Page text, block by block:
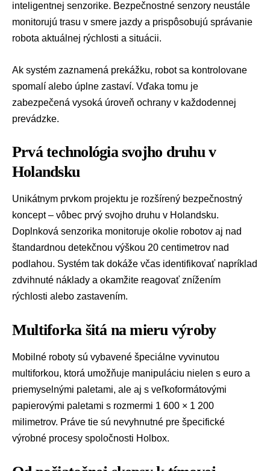
inteligentnej senzorike. Bezpečnostné senzory neustále
monitorujú trasu v smere jazdy a prispôsobujú správanie
robota aktuálnej rýchlosti a situácii.
Ak systém zaznamená prekážku, robot sa kontrolovane
spomalí alebo úplne zastaví. Vďaka tomu je
zabezpečená vysoká úroveň ochrany v každodennej
prevádzke.
Prvá technológia svojho druhu v
Holandsku
Unikátnym prvkom projektu je rozšírený bezpečnostný
koncept – vôbec prvý svojho druhu v Holandsku.
Doplnková senzorika monitoruje okolie robotov aj nad
štandardnou detekčnou výškou 20 centimetrov nad
podlahou. Systém tak dokáže včas identifikovať napríklad
zdvihnuté náklady a okamžite reagovať znížením
rýchlosti alebo zastavením.
Multiforka šitá na mieru výroby
Mobilné roboty sú vybavené špeciálne vyvinutou
multiforkou, ktorá umožňuje manipuláciu nielen s euro a
priemyselnými paletami, ale aj s veľkoformátovými
papierovými paletami s rozmermi 1 600 × 1 200
milimetrov. Práve tie sú nevyhnutné pre špecifické
výrobné procesy spoločnosti Holbox.